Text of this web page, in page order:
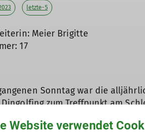
letzte-5
Meier Brigitte
17
Sonntag war die
zum Treffpunkt am
entspannte man sich von dem
Website verwendet